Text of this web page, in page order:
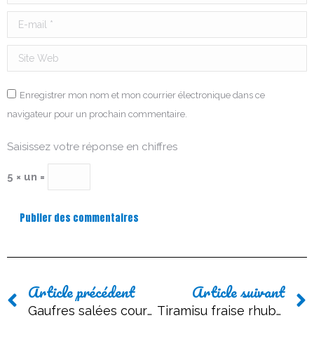
E-mail *
Site Web
Enregistrer mon nom et mon courrier électronique dans ce
navigateur pour un prochain commentaire.
Saisissez votre réponse en chiffres
5 × un =
Publier des commentaires
Article précédent
Gaufres salées courgettes, truite fumée et sauce yaourt 0%
Article suivant
Tiramisu fraise rhubarbe au fromage frais 20%